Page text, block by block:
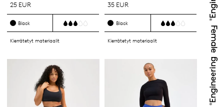
25 EUR
Black
Kierrätetyt materiaalit
35 EUR
Black
Kierrätetyt materiaalit